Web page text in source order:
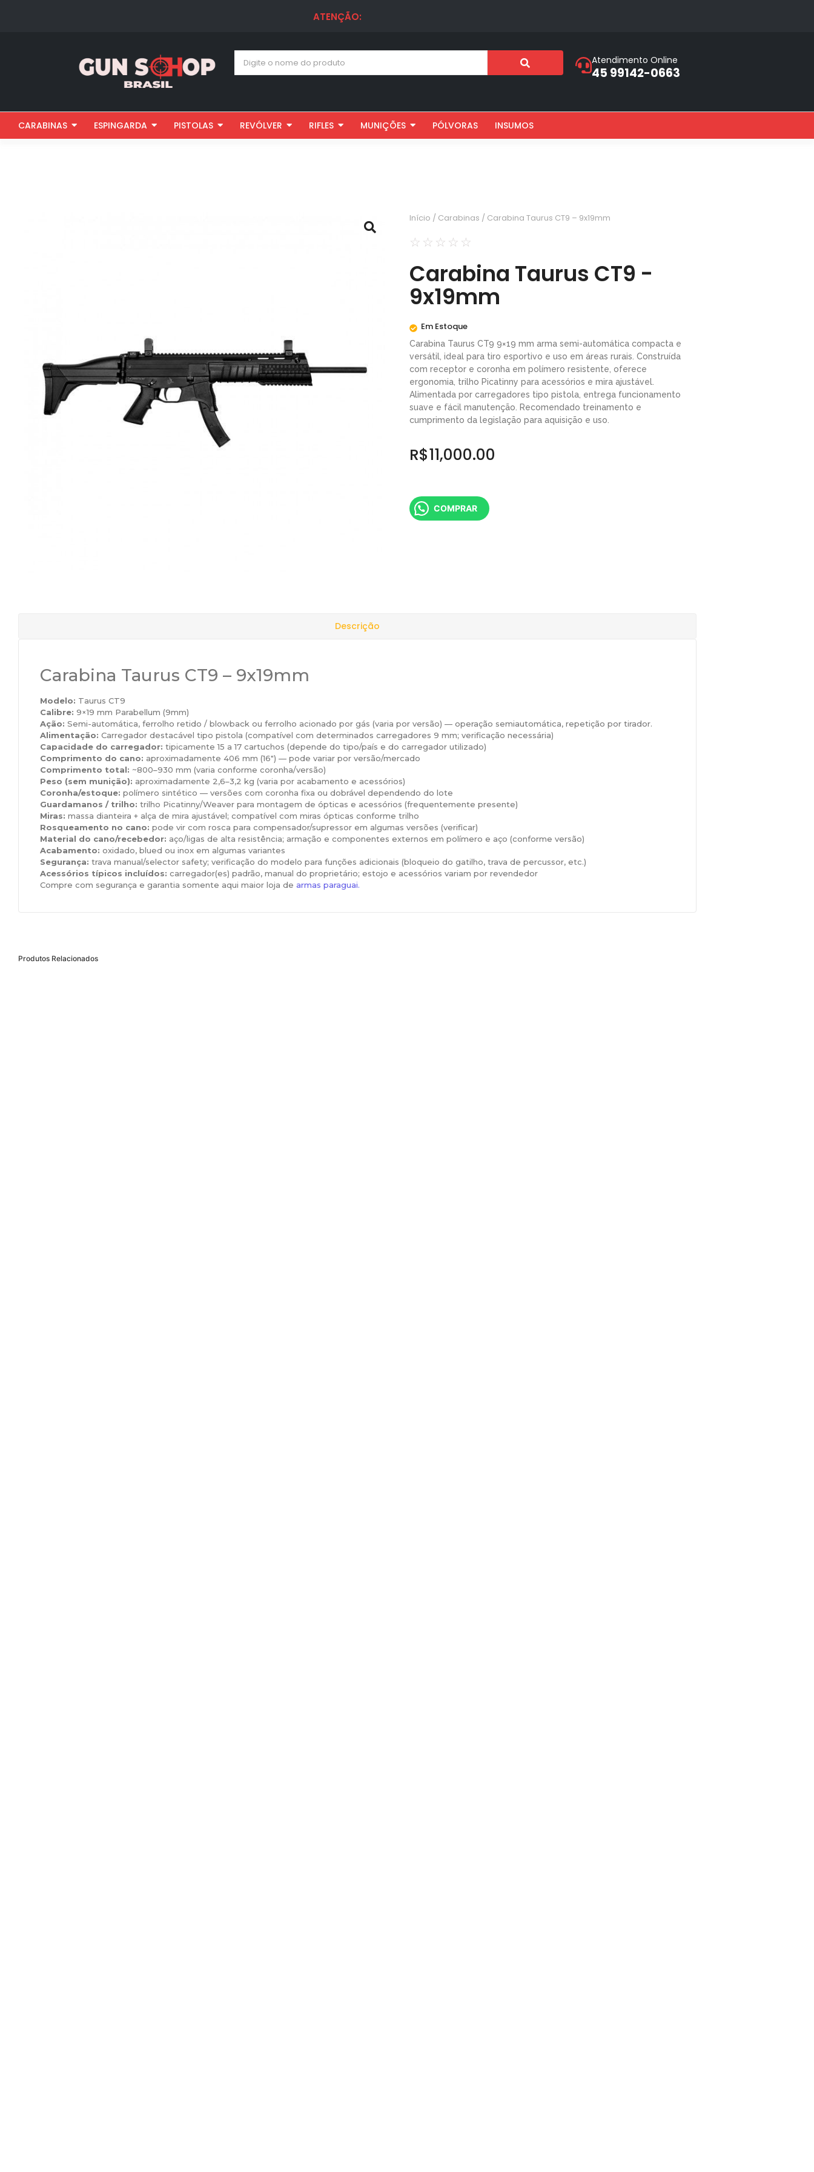
ATENÇÃO:
Atendimento Online
45 99142-0663
CARABINAS ESPINGARDA PISTOLAS REVÓLVER RIFLES MUNIÇÕES PÓLVORAS INSUMOS
Início / Carabinas / Carabina Taurus CT9 – 9x19mm
☆ ☆ ☆ ☆ ☆
Carabina Taurus CT9 -
9x19mm
Em Estoque
Carabina Taurus CT9 9×19 mm arma semi-automática compacta e
versátil, ideal para tiro esportivo e uso em áreas rurais. Construída
com receptor e coronha em polímero resistente, oferece
ergonomia, trilho Picatinny para acessórios e mira ajustável.
Alimentada por carregadores tipo pistola, entrega funcionamento
suave e fácil manutenção. Recomendado treinamento e
cumprimento da legislação para aquisição e uso.
R$11,000.00
COMPRAR
Descrição
Carabina Taurus CT9 – 9x19mm
Modelo: Taurus CT9
Calibre: 9×19 mm Parabellum (9mm)
Ação: Semi-automática, ferrolho retido / blowback ou ferrolho acionado por gás (varia por versão) — operação semiautomática, repetição por tirador.
Alimentação: Carregador destacável tipo pistola (compatível com determinados carregadores 9 mm; verificação necessária)
Capacidade do carregador: tipicamente 15 a 17 cartuchos (depende do tipo/país e do carregador utilizado)
Comprimento do cano: aproximadamente 406 mm (16″) — pode variar por versão/mercado
Comprimento total: ~800–930 mm (varia conforme coronha/versão)
Peso (sem munição): aproximadamente 2,6–3,2 kg (varia por acabamento e acessórios)
Coronha/estoque: polímero sintético — versões com coronha fixa ou dobrável dependendo do lote
Guardamanos / trilho: trilho Picatinny/Weaver para montagem de ópticas e acessórios (frequentemente presente)
Miras: massa dianteira + alça de mira ajustável; compatível com miras ópticas conforme trilho
Rosqueamento no cano: pode vir com rosca para compensador/supressor em algumas versões (verificar)
Material do cano/recebedor: aço/ligas de alta resistência; armação e componentes externos em polímero e aço (conforme versão)
Acabamento: oxidado, blued ou inox em algumas variantes
Segurança: trava manual/selector safety; verificação do modelo para funções adicionais (bloqueio do gatilho, trava de percussor, etc.)
Acessórios típicos incluídos: carregador(es) padrão, manual do proprietário; estojo e acessórios variam por revendedor
Compre com segurança e garantia somente aqui maior loja de armas paraguai.
Produtos Relacionados